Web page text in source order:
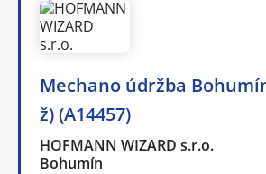
Mechano údržba
ž) (A14457)
HOFMANN WIZARD s.r.o.
Bohumín